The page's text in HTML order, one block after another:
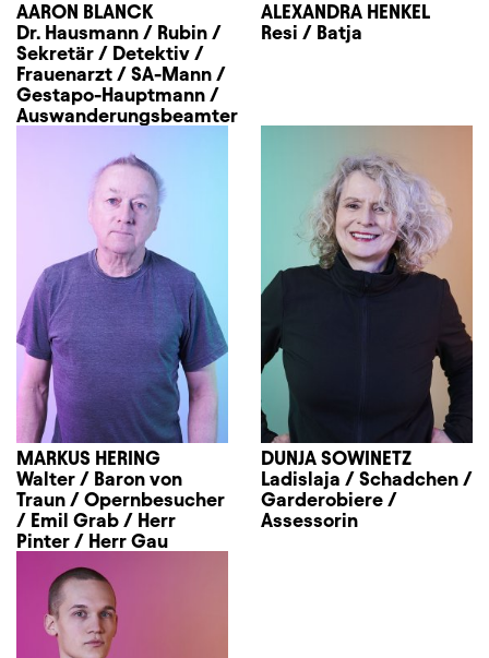
AARON BLANCK
Dr. Hausmann / Rubin /
Sekretär / Detektiv /
Frauenarzt / SA-Mann /
Gestapo-Hauptmann /
Auswanderungsbeamter
ALEXANDRA HENKEL
Resi / Batja
MARKUS HERING
Walter / Baron von
Traun / Opernbesucher
/ Emil Grab / Herr
Pinter / Herr Gau
DUNJA SOWINETZ
Ladislaja / Schadchen /
Garderobiere /
Assessorin